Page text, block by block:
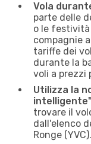
Vola
parte delle
o le festività
compagnie
tariffe dei
durante la
voli a prezzi
Utilizza la
trovare il
dall'elenco
Ronge (YVC).